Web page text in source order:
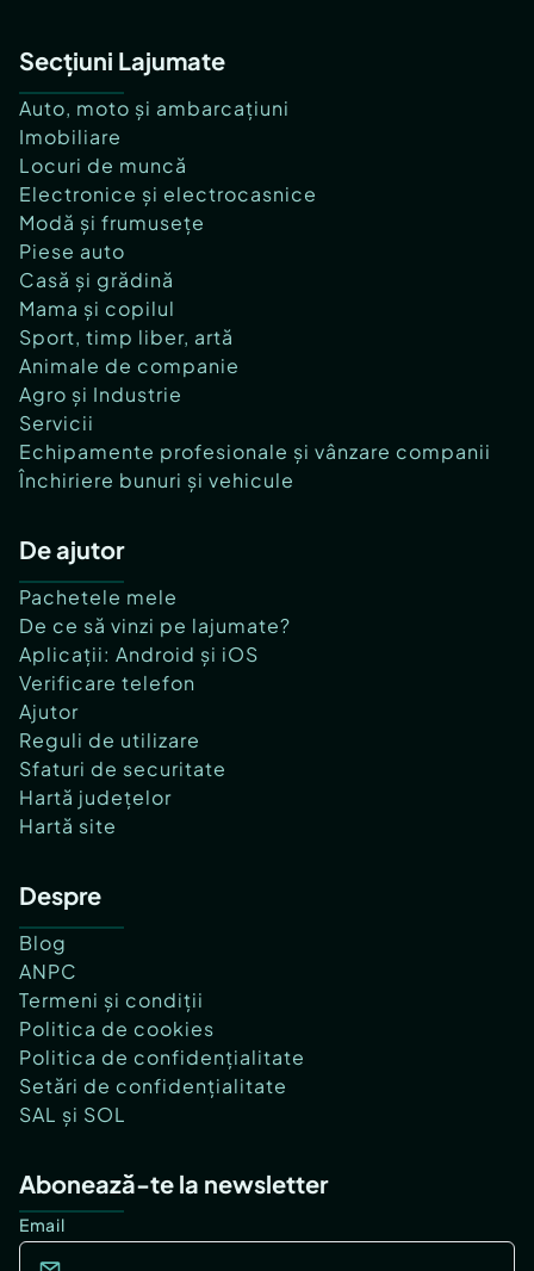
Secțiuni Lajumate
Auto, moto și ambarcațiuni
Imobiliare
Locuri de muncă
Electronice și electrocasnice
Modă și frumusețe
Piese auto
Casă și grădină
Mama și copilul
Sport, timp liber, artă
Animale de companie
Agro și Industrie
Servicii
Echipamente profesionale și vânzare companii
Închiriere bunuri și vehicule
De ajutor
Pachetele mele
De ce să vinzi pe lajumate?
Aplicații: Android și iOS
Verificare telefon
Ajutor
Reguli de utilizare
Sfaturi de securitate
Hartă județelor
Hartă site
Despre
Blog
ANPC
Termeni și condiții
Politica de cookies
Politica de confidențialitate
Setări de confidențialitate
SAL și SOL
Abonează-te la newsletter
Email